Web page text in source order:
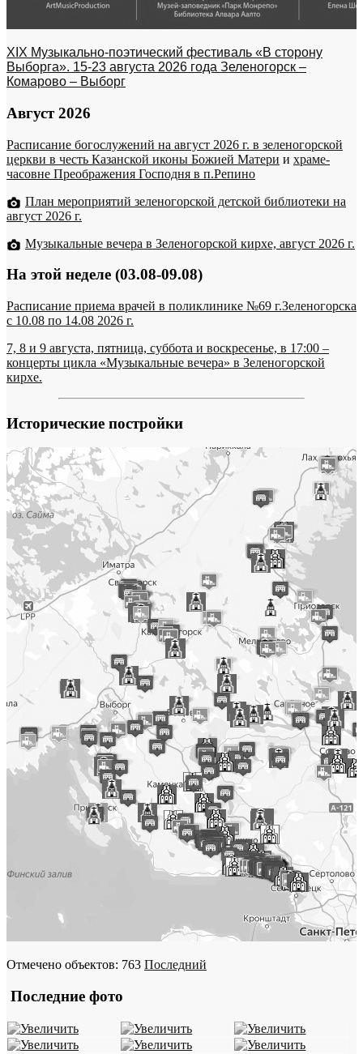
XIX Музыкально-поэтический фестиваль «В сторону
Выборга». 15-23 августа 2026 года Зеленогорск –
Комарово – Выборг
Август 2026
Расписание богослужений на август 2026 г. в зеленогорской
церкви в честь Казанской иконы Божией Матери и храме-
часовне Преображения Господня в п.Репино
План мероприятий зеленогорской детской библиотеки на
август 2026 г.
Музыкальные вечера в Зеленогорской кирхе, август 2026 г.
На этой неделе (03.08-09.08)
Расписание приема врачей в поликлинике №69 г.Зеленогорска
c 10.08 по 14.08 2026 г.
7, 8 и 9 августа, пятница, суббота и воскресенье, в 17:00 –
концерты цикла «Музыкальные вечера» в Зеленогорской
кирхе.
Исторические постройки
Отмечено объектов: 763 Последний
Последние фото